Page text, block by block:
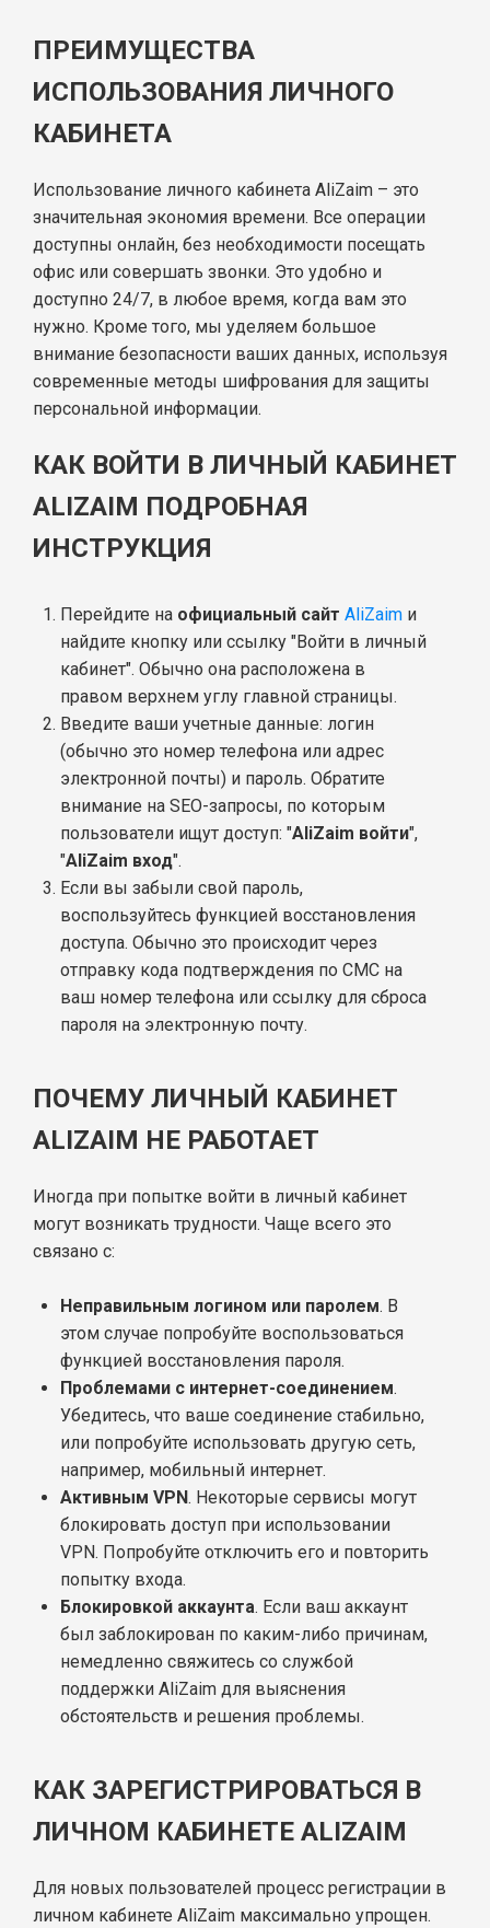
ПРЕИМУЩЕСТВА
ИСПОЛЬЗОВАНИЯ ЛИЧНОГО
КАБИНЕТА
Использование личного кабинета AliZaim – это
значительная экономия времени. Все операции
доступны онлайн, без необходимости посещать
офис или совершать звонки. Это удобно и
доступно 24/7, в любое время, когда вам это
нужно. Кроме того, мы уделяем большое
внимание безопасности ваших данных, используя
современные методы шифрования для защиты
персональной информации.
КАК ВОЙТИ В ЛИЧНЫЙ КАБИНЕТ
ALIZAIM ПОДРОБНАЯ
ИНСТРУКЦИЯ
Перейдите на официальный сайт AliZaim и
найдите кнопку или ссылку "Войти в личный
кабинет". Обычно она расположена в
правом верхнем углу главной страницы.
Введите ваши учетные данные: логин
(обычно это номер телефона или адрес
электронной почты) и пароль. Обратите
внимание на SEO-запросы, по которым
пользователи ищут доступ: "AliZaim войти",
"AliZaim вход".
Если вы забыли свой пароль,
воспользуйтесь функцией восстановления
доступа. Обычно это происходит через
отправку кода подтверждения по СМС на
ваш номер телефона или ссылку для сброса
пароля на электронную почту.
ПОЧЕМУ ЛИЧНЫЙ КАБИНЕТ
ALIZAIM НЕ РАБОТАЕТ
Иногда при попытке войти в личный кабинет
могут возникать трудности. Чаще всего это
связано с:
Неправильным логином или паролем. В
этом случае попробуйте воспользоваться
функцией восстановления пароля.
Проблемами с интернет-соединением.
Убедитесь, что ваше соединение стабильно,
или попробуйте использовать другую сеть,
например, мобильный интернет.
Активным VPN. Некоторые сервисы могут
блокировать доступ при использовании
VPN. Попробуйте отключить его и повторить
попытку входа.
Блокировкой аккаунта. Если ваш аккаунт
был заблокирован по каким-либо причинам,
немедленно свяжитесь со службой
поддержки AliZaim для выяснения
обстоятельств и решения проблемы.
КАК ЗАРЕГИСТРИРОВАТЬСЯ В
ЛИЧНОМ КАБИНЕТЕ ALIZAIM
Для новых пользователей процесс регистрации в
личном кабинете AliZaim максимально упрощен.